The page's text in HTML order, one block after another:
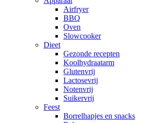
Airfryer
BBQ
Oven
Slowcooker
Dieet
Gezonde recepten
Koolhydraatarm
Glutenvrij
Lactosevrij
Notenvrij
Suikervrij
Feest
Borrelhapjes en snacks